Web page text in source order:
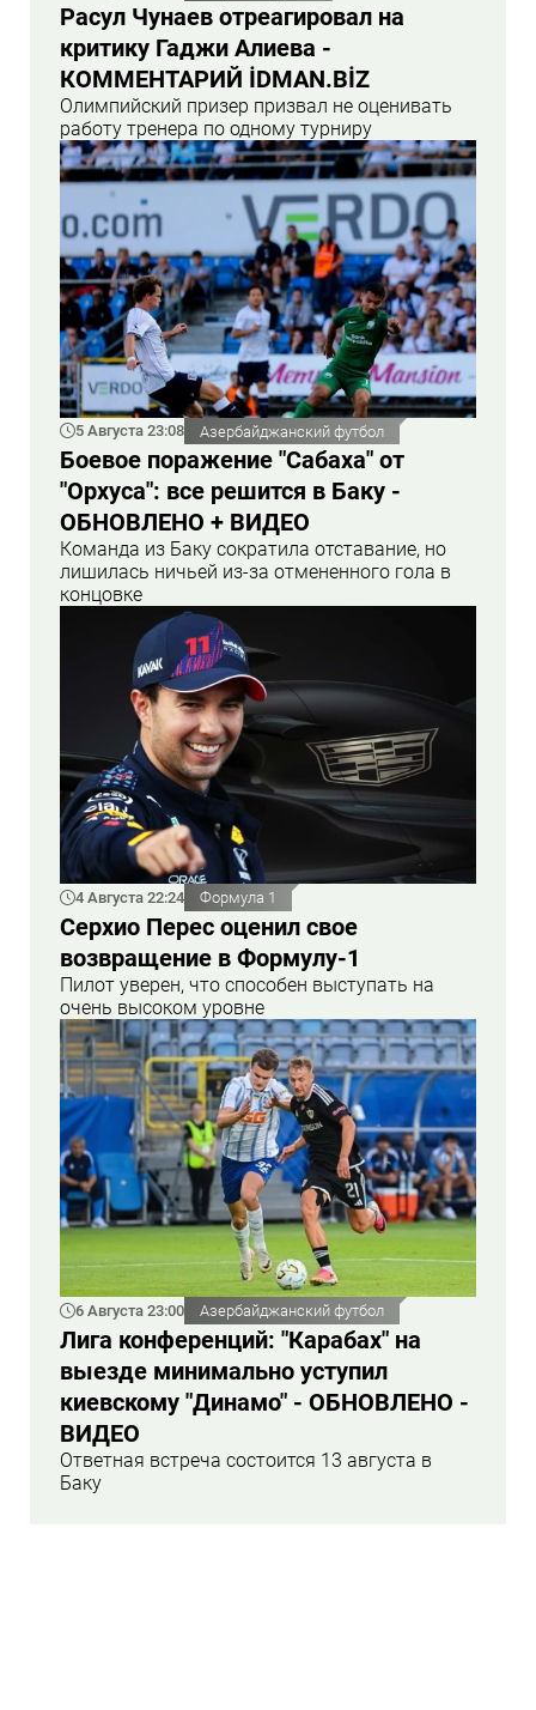
Расул Чунаев отреагировал на
критику Гаджи Алиева -
КОММЕНТАРИЙ İDMAN.BİZ
Олимпийский призер призвал не оценивать
работу тренера по одному турниру
5 Августа 23:08 Азербайджанский футбол
Боевое поражение "Сабаха" от
"Орхуса": все решится в Баку -
ОБНОВЛЕНО + ВИДЕО
Команда из Баку сократила отставание, но
лишилась ничьей из-за отмененного гола в
концовке
4 Августа 22:24 Формула 1
Серхио Перес оценил свое
возвращение в Формулу-1
Пилот уверен, что способен выступать на
очень высоком уровне
6 Августа 23:00 Азербайджанский футбол
Лига конференций: "Карабах" на
выезде минимально уступил
киевскому "Динамо" - ОБНОВЛЕНО -
ВИДЕО
Ответная встреча состоится 13 августа в
Баку